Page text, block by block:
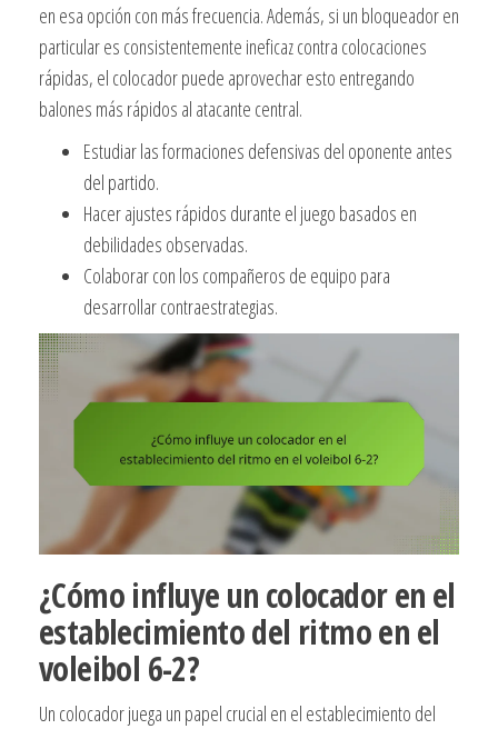
en esa opción con más frecuencia. Además, si un bloqueador en
particular es consistentemente ineficaz contra colocaciones
rápidas, el colocador puede aprovechar esto entregando
balones más rápidos al atacante central.
Estudiar las formaciones defensivas del oponente antes
del partido.
Hacer ajustes rápidos durante el juego basados en
debilidades observadas.
Colaborar con los compañeros de equipo para
desarrollar contraestrategias.
¿Cómo influye un colocador en el
establecimiento del ritmo en el
voleibol 6-2?
Un colocador juega un papel crucial en el establecimiento del